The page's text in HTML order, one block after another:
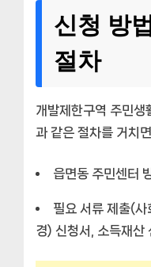
신청 방
절차
개발제한구역 주민생
과 같은 절차를 거치
읍면동 주민센터
필요 서류 제출(
경) 신청서, 소득재산